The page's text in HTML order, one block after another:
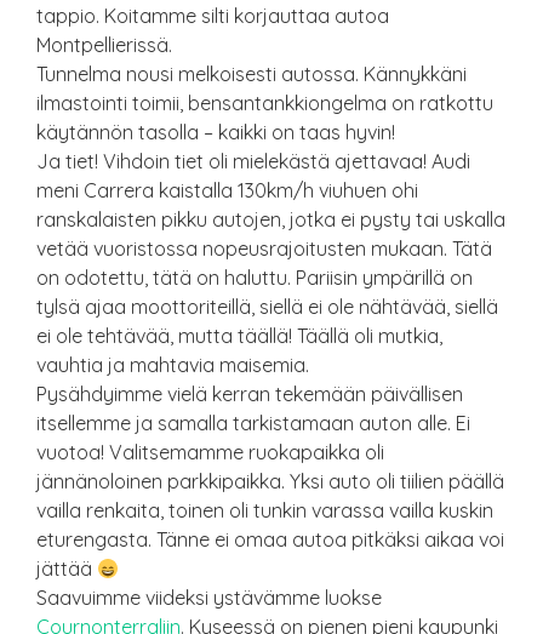
tappio. Koitamme silti korjauttaa autoa
Montpellierissä.
Tunnelma nousi melkoisesti autossa. Kännykkäni
ilmastointi toimii, bensantankkiongelma on ratkottu
käytännön tasolla – kaikki on taas hyvin!
Ja tiet! Vihdoin tiet oli mielekästä ajettavaa! Audi
meni Carrera kaistalla 130km/h viuhuen ohi
ranskalaisten pikku autojen, jotka ei pysty tai uskalla
vetää vuoristossa nopeusrajoitusten mukaan. Tätä
on odotettu, tätä on haluttu. Pariisin ympärillä on
tylsä ajaa moottoriteillä, siellä ei ole nähtävää, siellä
ei ole tehtävää, mutta täällä! Täällä oli mutkia,
vauhtia ja mahtavia maisemia.
Pysähdyimme vielä kerran tekemään päivällisen
itsellemme ja samalla tarkistamaan auton alle. Ei
vuotoa! Valitsemamme ruokapaikka oli
jännänoloinen parkkipaikka. Yksi auto oli tiilien päällä
vailla renkaita, toinen oli tunkin varassa vailla kuskin
eturengasta. Tänne ei omaa autoa pitkäksi aikaa voi
jättää
Saavuimme viideksi ystävämme luokse
Cournonterraliin. Kyseessä on pienen pieni kaupunki